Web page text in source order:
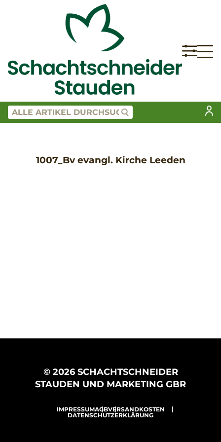
1007_Bv evangl. Kirche Leeden
© 2026 SCHACHTSCHNEIDER
STAUDEN UND MARKETING GBR
IMPRESSUMAGBVERSANDKOSTEN
DATENSCHUTZERKLÄRUNG